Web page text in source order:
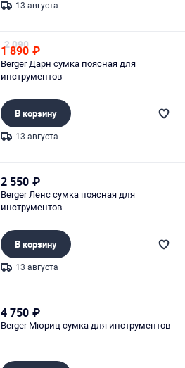
13 августа
2 090
1 890 ₽
Berger Дарн сумка поясная для
инструментов
В корзину
13 августа
2 550 ₽
Berger Ленс сумка поясная для
инструментов
В корзину
13 августа
4 750 ₽
Berger Мюриц сумка для инструментов